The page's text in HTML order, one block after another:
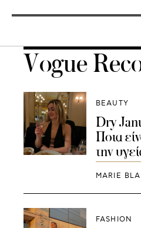
Vogue
BEAUTY
Dry
Ποια
την
MARIE
FASHION